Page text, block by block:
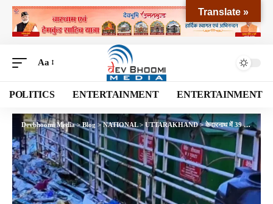
Aa
POLITICS ENTERTAINMENT ENTERTAINMENT
Devbhoomi Media>Blog >NATIONAL>UTTARAKHAND>केदारनाथ में 39 दिनों में 10 लाख से अधिक श्रद्धालु, आस्था के साथ बढ़ी पर्यावरणीय चुनौती
Translate »